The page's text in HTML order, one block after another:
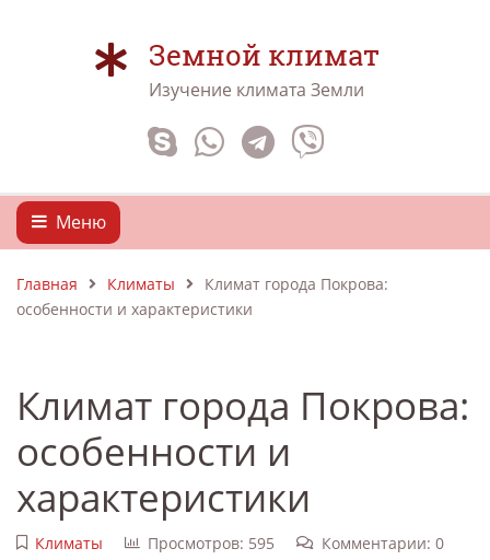
Земной климат
Изучение климата Земли
Меню
Главная Климаты
Климат города Покрова:
особенности и характеристики
Климат города Покрова:
особенности и
характеристики
Климаты Просмотров: 595
Комментарии: 0